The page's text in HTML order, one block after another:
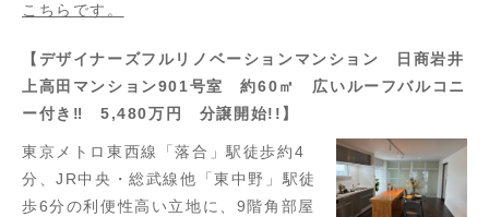
こちらです。
【デザイナーズフルリノベーションマンション 日商岩井
上高田マンション901号室 約60㎡ 広いルーフバルコニ
ー付き‼ 5,480万円 分譲開始!!】
東京メトロ東西線「落合」駅徒歩約4
分、JR中央・総武線他「東中野」駅徒
歩6分の利便性高い立地に、9階角部屋